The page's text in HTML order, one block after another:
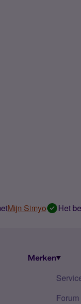
Mijn Simyo Het
Merken
Forum